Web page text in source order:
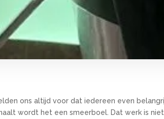
ons altijd voor dat iedereen even
wordt het een smeerboel. Dat werk is